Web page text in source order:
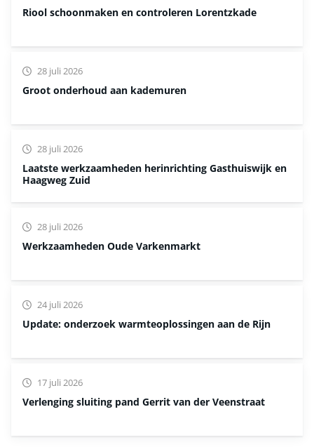
Riool schoonmaken en controleren Lorentzkade
Groot onderhoud aan kademuren
28 juli 2026
Laatste werkzaamheden herinrichting Gasthuiswijk en
Haagweg Zuid
28 juli 2026
Werkzaamheden Oude Varkenmarkt
28 juli 2026
Update: onderzoek warmteoplossingen aan de Rijn
24 juli 2026
Verlenging sluiting pand Gerrit van der Veenstraat
17 juli 2026